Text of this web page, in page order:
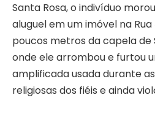
Santa Rosa, o indivíduo
aluguel em um imóvel na Rua
poucos metros da capela de
onde ele arrombou e furtou
amplificada usada durante
religiosas dos fiéis e ainda